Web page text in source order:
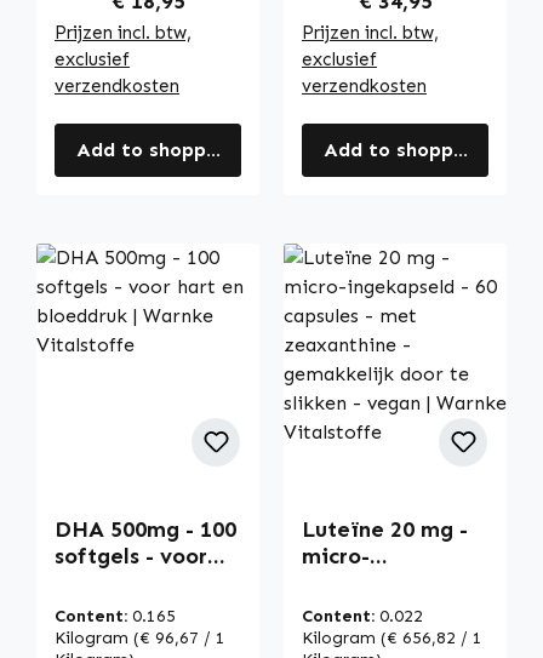
Vitalstoffe
Prijzen incl. btw,
exclusief
verzendkosten
Add to shopping cart
Vitalstoffe
Prijzen incl. btw,
exclusief
verzendkosten
Add to shopping cart
DHA 500mg - 100
softgels - voor
| Warnke
Vitalstoffe
Content: 0.165
Kilogram (€ 96,67 / 1
Luteïne 20 mg -
micro-
capsules - met
zeaxanthine -
Content: 0.022
Kilogram (€ 656,82 / 1